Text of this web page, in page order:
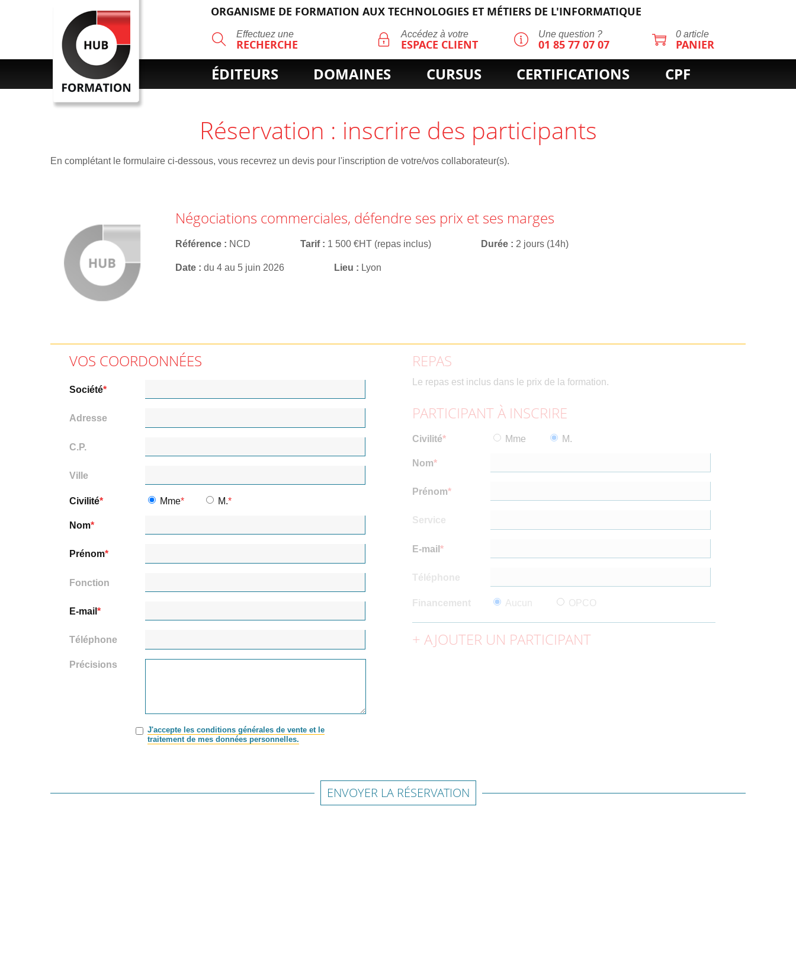
ORGANISME DE FORMATION AUX TECHNOLOGIES ET MÉTIERS DE L'INFORMATIQUE
Effectuez une
RECHERCHE
RECHERCHE Accédez à votre
ESPACE CLIENT
Une question ?
01 85 77 07 07
0 article
PANIER
ÉDITEURS DOMAINES CURSUS CERTIFICATIONS CPF
Réservation : inscrire des participants
En complétant le formulaire ci-dessous, vous recevrez un devis pour l'inscription de votre/vos collaborateur(s).
Négociations commerciales, défendre ses prix et ses marges
Référence NCD Tarif 1 500 €HT (repas inclus) Durée 2 jours (14h)
Date du 4 au 5 juin 2026 Lieu Lyon
VOS COORDONNÉES
Société
Adresse
C.P.
Ville
Civilité Mme M.
Nom
Prénom
Fonction
E-mail
Téléphone
Précisions
J'accepte les conditions générales de vente et le
traitement de mes données personnelles.
REPAS
Le repas est inclus dans le prix de la formation.
PARTICIPANT À INSCRIRE
Civilité Mme M.
Nom
Prénom
Service
E-mail
Téléphone
Financement Aucun OPCO
AJOUTER UN PARTICIPANT
ENVOYER LA RÉSERVATION